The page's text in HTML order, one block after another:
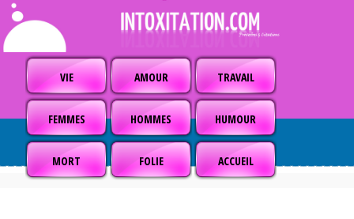
VIE AMOUR TRAVAIL
FEMMES HOMMES HUMOUR
MORT FOLIE ACCUEIL